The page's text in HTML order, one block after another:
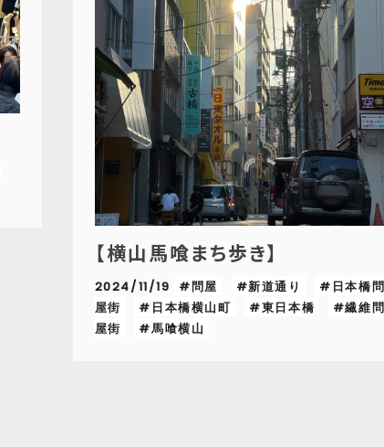
【横山馬喰まち歩き】
2024/11/19 #問屋 #新道通り
#日本橋問
屋街
#日本橋横山町 #東日本橋
#繊維問
屋街
#馬喰横山